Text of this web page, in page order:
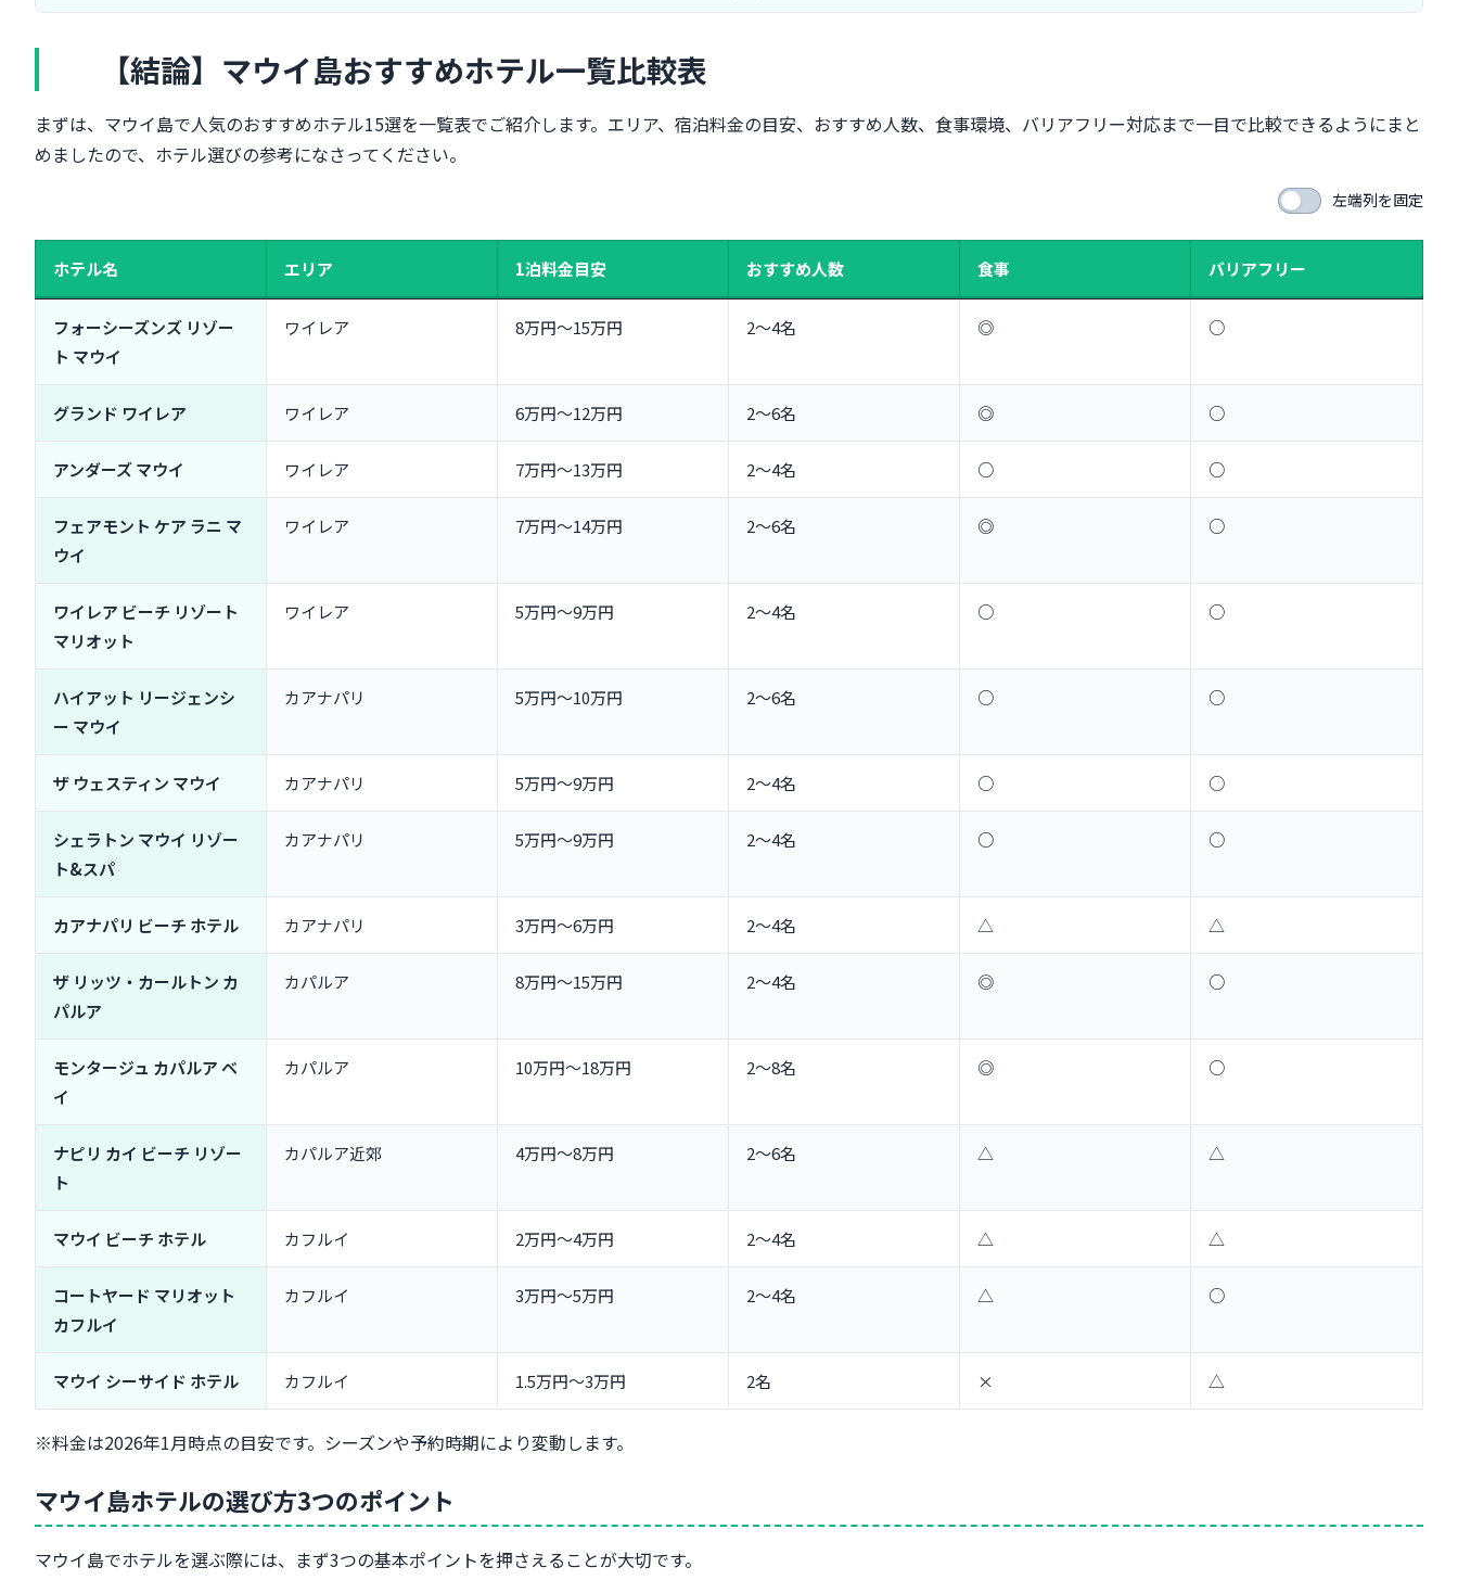
ナピリ カイ ビーチ リゾート
フォーシーズンズ リゾート マウイ アット ワイレア
アンダーズ マウイ アット ワイレア リゾート
フェアモント ケア ラニ マウイ
マウイ ビーチ ホテル
マウイ シーサイド ホテル
【旅行人数別】2名・3〜4名・5名以上で選ぶマウイ島ホテル
カップル・ハネムーン（2名）
ファミリー・3世代（3〜4名）
グループ旅行（5名以上）
【食事で選ぶ】朝食・ディナーが美味しいマウイ島ホテル
朝食ビュッフェがおすすめのホテル3選
ホテル内レストランで絶品ディナー（Spago・Ferraro’s）
アメリカADA法に基づくホテル設備とは
ADA対応ルームがあるおすすめホテル3選
よくある質問（FAQ）
Q2. リゾートフィーとは？相場は？
Q3. マウイ島でレンタカーは必要？
Q4. ベストシーズンはいつ？
Q5. 日本語対応のホテルはある？
まとめ：マウイ島ホテル選びの最終チェックリスト
目的別おすすめホテル早見表（最終版）
予約前に確認すべき3つのポイント
【結論】マウイ島おすすめホテル一覧比較表
まずは、マウイ島で人気のおすすめホテル15選を一覧表でご紹介します。エリア、宿泊料金の目安、おすすめ人数、食事環境、バリアフリー対応まで一目で比較できるようにまと
めましたので、ホテル選びの参考になさってください。
左端列を固定
ホテル名 エリア 1泊料金目安 おすすめ人数 食事 バリアフリー
フォーシーズンズ リゾー
ト マウイ
ワイレア 8万円〜15万円 2〜4名 ◎ ○
グランド ワイレア ワイレア 6万円〜12万円 2〜6名 ◎ ○
アンダーズ マウイ ワイレア 7万円〜13万円 2〜4名 ○ ○
フェアモント ケア ラニ マ
ウイ
ワイレア 7万円〜14万円 2〜6名 ◎ ○
ワイレア ビーチ リゾート
マリオット
ワイレア 5万円〜9万円 2〜4名 ○ ○
ハイアット リージェンシ
ー マウイ
カアナパリ 5万円〜10万円 2〜6名 ○ ○
ザ ウェスティン マウイ カアナパリ 5万円〜9万円 2〜4名 ○ ○
シェラトン マウイ リゾー
ト&スパ
カアナパリ 5万円〜9万円 2〜4名 ○ ○
カアナパリ ビーチ ホテル カアナパリ 3万円〜6万円 2〜4名 △ △
ザ リッツ・カールトン カ
パルア
カパルア 8万円〜15万円 2〜4名 ◎ ○
モンタージュ カパルア ベ
イ
カパルア 10万円〜18万円 2〜8名 ◎ ○
ナピリ カイ ビーチ リゾー
ト
カパルア近郊 4万円〜8万円 2〜6名 △ △
マウイ ビーチ ホテル カフルイ 2万円〜4万円 2〜4名 △ △
コートヤード マリオット
カフルイ
カフルイ 3万円〜5万円 2〜4名 △ ○
マウイ シーサイド ホテル カフルイ 1.5万円〜3万円 2名 × △
※料金は2026年1月時点の目安です。シーズンや予約時期により変動します。
マウイ島ホテルの選び方3つのポイント
マウイ島でホテルを選ぶ際には、まず3つの基本ポイントを押さえることが大切です。